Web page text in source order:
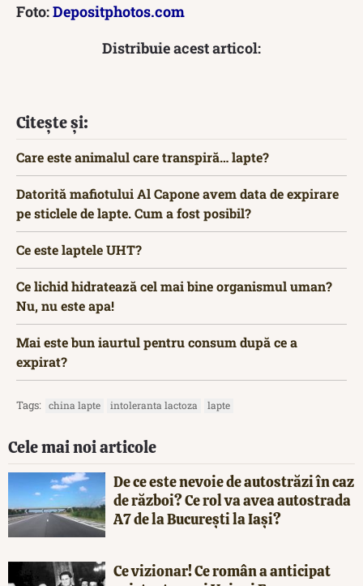
Foto:Depositphotos.com
Distribuie acest articol:
Citește și:
Care este animalul care transpiră… lapte?
Datorită mafiotului Al Capone avem data de expirare
pe sticlele de lapte. Cum a fost posibil?
Ce este laptele UHT?
Ce lichid hidratează cel mai bine organismul uman?
Nu, nu este apa!
Mai este bun iaurtul pentru consum după ce a
expirat?
Tags: china lapte intoleranta lactoza lapte
Cele mai noi articole
De ce este nevoie de autostrăzi în caz
de război? Ce rol va avea autostrada
A7 de la București la Iași?
Ce vizionar! Ce român a anticipat